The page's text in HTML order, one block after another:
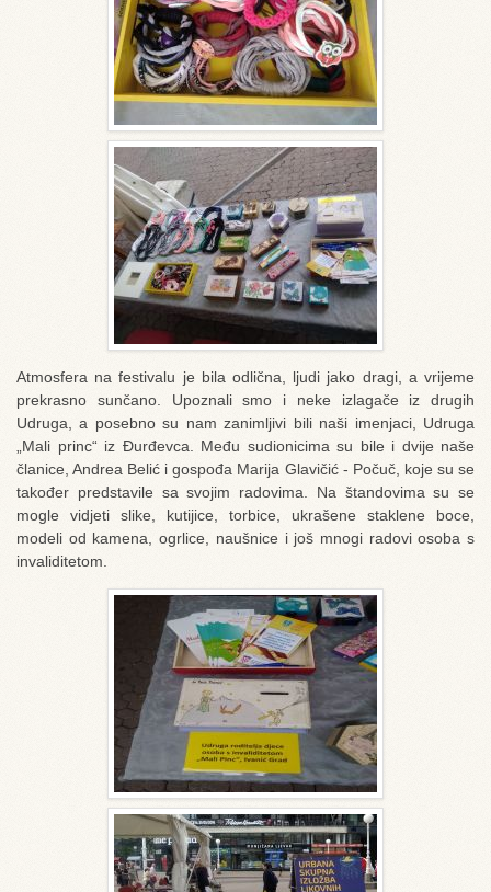
Atmosfera na festivalu je bila odlična, ljudi jako dragi, a vrijeme
prekrasno sunčano. Upoznali smo i neke izlagače iz drugih
Udruga, a posebno su nam zanimljivi bili naši imenjaci, Udruga
„Mali princ“ iz Đurđevca. Među sudionicima su bile i dvije naše
članice, Andrea Belić i gospođa Marija Glavičić - Počuč, koje su se
također predstavile sa svojim radovima. Na štandovima su se
mogle vidjeti slike, kutijice, torbice, ukrašene staklene boce,
modeli od kamena, ogrlice, naušnice i još mnogi radovi osoba s
invaliditetom.